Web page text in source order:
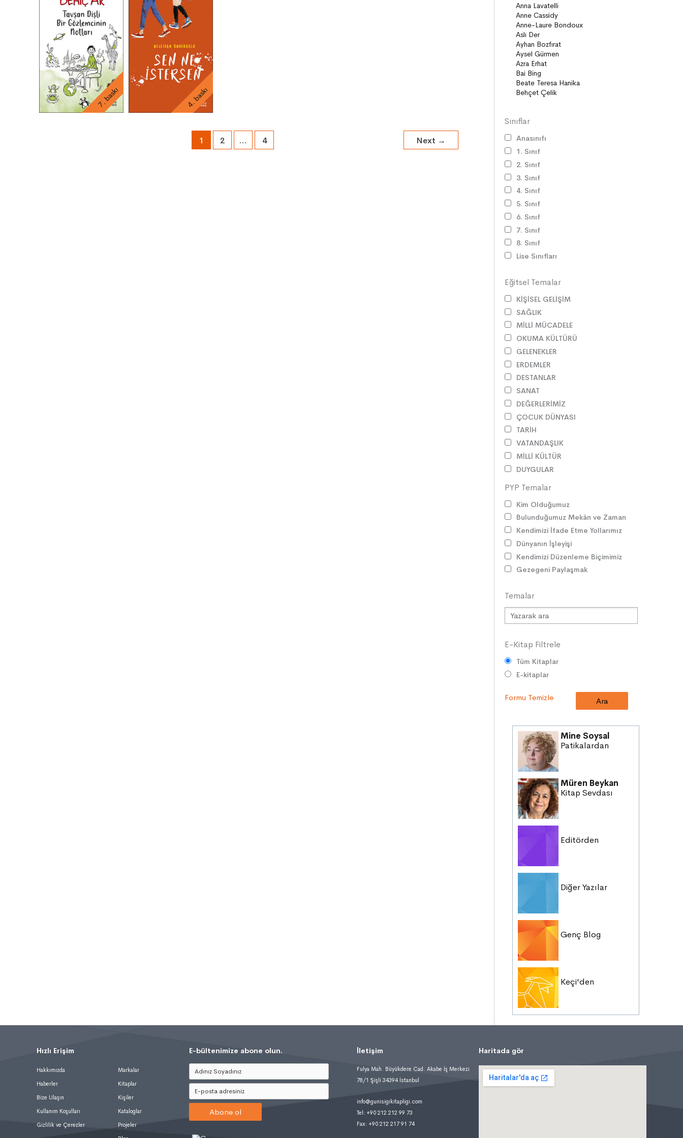
7. baskı 4. baskı
1 2 … 4 Next →
Diziler
Öyküler
Anlatı
Gizemli Maceralar Koleksiyonu
Diziler
Behiç Ak Yetişkin Kitapları
Öykü
Roman
Sınıflar
Anasınıfı
1. Sınıf
2. Sınıf
3. Sınıf
4. Sınıf
5. Sınıf
6. Sınıf
7. Sınıf
8. Sınıf
Lise Sınıfları
Eğitsel Temalar
KİŞİSEL GELİŞİM
SAĞLIK
MİLLİ MÜCADELE
OKUMA KÜLTÜRÜ
GELENEKLER
ERDEMLER
DESTANLAR
SANAT
DEĞERLERİMİZ
ÇOCUK DÜNYASI
TARİH
VATANDAŞLIK
MİLLİ KÜLTÜR
DUYGULAR
HAYAL GÜCÜ
DAVRANIŞLAR
SAĞLIK ve SPOR
YETENEKLER
BİREY ve TOPLUM
ANLAM ARAYIŞI
PSİKOLOJİ
OYUNLAR
HİKÂYE GELENEĞİMİZ
ZAMAN ve MEKÂN
SOSYAL İLİŞKİLER
EDEBİ TÜRLER
İLETİŞİM
SORUMLULUKLAR
LİDERLER
DOĞA ve EVREN
HAKLAR
DEMOKRASİ
BİLİM ve TEKNOLOJİ
KÜLTÜRLER
DİLİMİZİN ZENGİNLİĞİ
PYP Temalar
Kim Olduğumuz
Bulunduğumuz Mekân ve Zaman
Kendimizi İfade Etme Yollarımız
Dünyanın İşleyişi
Kendimizi Düzenleme Biçimimiz
Gezegeni Paylaşmak
Temalar
E-Kitap Filtrele
Tüm Kitaplar
E-kitaplar
Formu Temizle
Mine Soysal
Patikalardan
Müren Beykan
Kitap Sevdası
Editörden
Diğer Yazılar
Genç Blog
Keçi'den
Hızlı Erişim
Hakkımızda
Haberler
Bize Ulaşın
Kullanım Koşulları
Gizlilik ve Çerezler
Markalar
Kitaplar
Kişiler
Kataloglar
Projeler
E-bültenimize abone olun.
Abone ol
İletişim
Fulya Mah. Büyükdere Cad. Akabe İş Merkezi
78/1 Şişli 34394 İstanbul
info@gunisigikitapligi.com
Tel: +90 212 212 99 73
Fax: +90 212 217 91 74
Haritada gör